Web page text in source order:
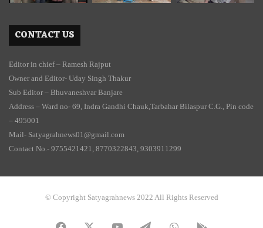
CONTACT US
Editor in chief – Ramesh Rajput
Owner and Editor- Uday Singh Thakur
Sub Editor – Bhuvaneshvar Banjare
Address – Ward no- 69, Indra Gandhi Chauk,Tarbahar Bilaspur C.G., Pin code
– 495001
Mail- Satyagrahnews01@gmail.com
Contact No.- 9755421421, 8770322843, 9303911299
© Copyright Satyagrahnews 2022 All Rights Reserved